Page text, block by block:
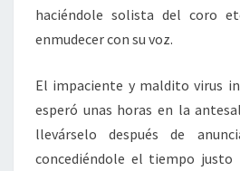
haciéndole solista del coro
enmudecer con su voz.
El impaciente y maldito virus
esperó unas horas en la
llevárselo después de
concediéndole el tiempo justo